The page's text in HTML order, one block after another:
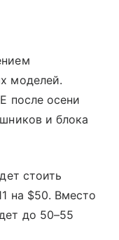
моделей.
после осени
и блока
стоить
на $50. Вместо
до 50–55